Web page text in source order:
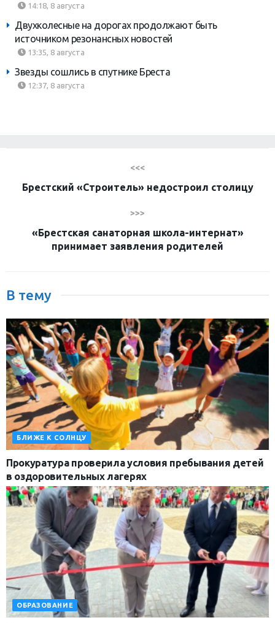
14:18, 8 августа
Двухколесные на дорогах продолжают быть
источником резонансных новостей
13:35, 8 августа
Звезды сошлись в спутнике Бреста
12:37, 8 августа
<<<
Брестский «Строитель» недостроил столицу
>>>
«Брестская санаторная школа-интернат»
принимает заявления родителей
В тему
БЛИЖЕ К СОЛНЦУ
Прокуратура проверила условия пребывания детей
в оздоровительных лагерях
ОБРАЗОВАНИЕ